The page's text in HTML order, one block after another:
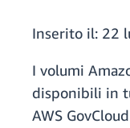
Inserito il: 22
I volumi
disponibili in
AWS